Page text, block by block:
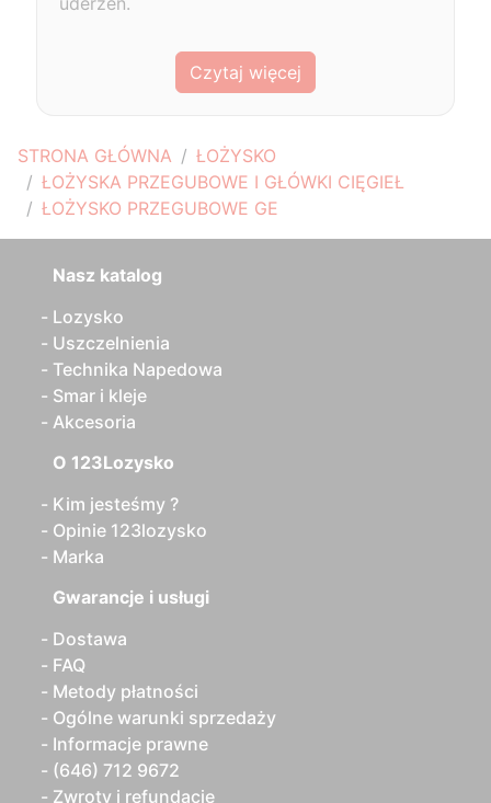
STRONA GŁÓWNA
ŁOŻYSKO
ŁOŻYSKA PRZEGUBOWE I GŁÓWKI CIĘGIEŁ
ŁOŻYSKO PRZEGUBOWE GE
Czytaj więcej
Nasz katalog
Lozysko
Uszczelnienia
Technika Napedowa
Smar i kleje
Akcesoria
O 123Lozysko
Kim jesteśmy ?
Opinie 123lozysko
Marka
Gwarancje i usługi
Dostawa
FAQ
Metody płatności
Ogólne warunki sprzedaży
Informacje prawne
(646) 712 9672
Zwroty i refundacje